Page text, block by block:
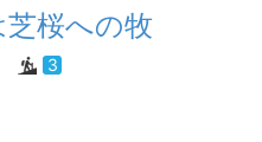
桜への牧
3